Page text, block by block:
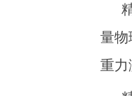
量物
重力